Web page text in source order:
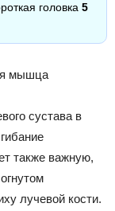
головка 5
мышца
сустава в
также важную,
лучевой кости.